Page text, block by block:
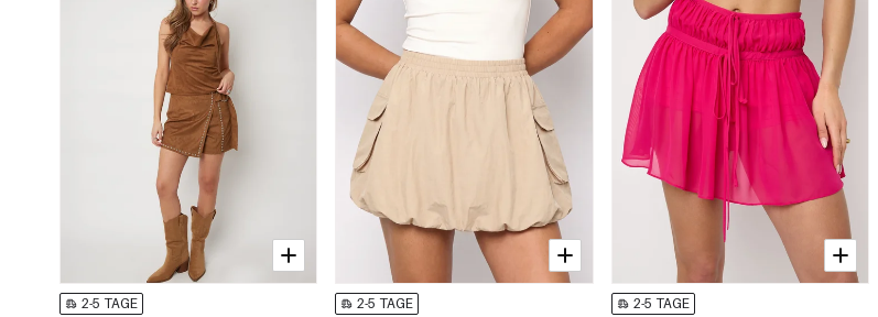
2-5 TAGE 2-5 TAGE 2-5 TAGE